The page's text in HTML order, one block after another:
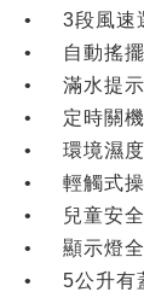
•
3段風速
•
自動搖
•
滿水提
•
定時關
•
環境濕
•
輕觸式
•
兒童安
•
顯示燈
•
5公升有